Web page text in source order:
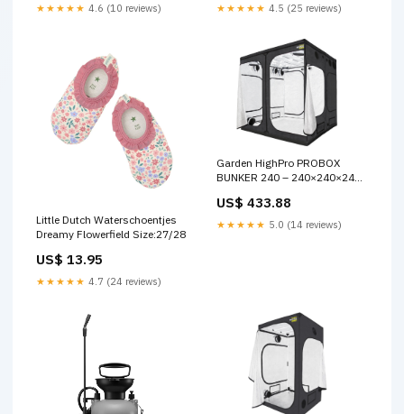
★★★★★ 4.6 (10 reviews) ★★★★★ 4.5 (25 reviews)
Little Dutch Waterschoentjes
Dreamy Flowerfield Size:27/28
US$ 13.95
★★★★★ 4.7 (24 reviews)
Garden HighPro PROBOX
BUNKER 240 – 240×240×240
Kweektent 1600D | 129 kg
Draagvermogen FC4800 EVO
US$ 433.88
★★★★★ 5.0 (14 reviews)